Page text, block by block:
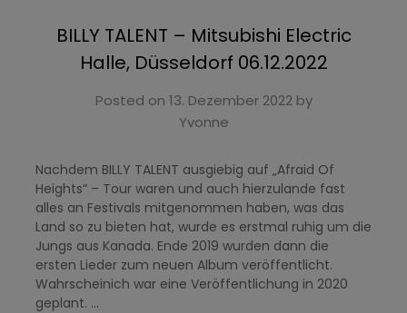
BILLY TALENT – Mitsubishi Electric
Halle, Düsseldorf 06.12.2022
Posted on 13. Dezember 2022by
Yvonne
Nachdem BILLY TALENT ausgiebig auf „Afraid Of
Heights“ – Tour waren und auch hierzulande fast
alles an Festivals mitgenommen haben, was das
Land so zu bieten hat, wurde es erstmal ruhig um die
Jungs aus Kanada. Ende 2019 wurden dann die
ersten Lieder zum neuen Album veröffentlicht.
Wahrscheinich war eine Veröffentlichung in 2020
geplant. …